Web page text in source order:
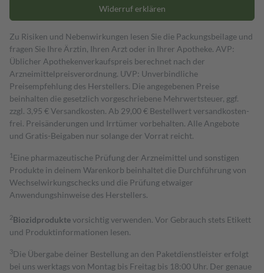
Widerruf erklären
Zu Risiken und Nebenwirkungen lesen Sie die Packungsbeilage und
fragen Sie Ihre Ärztin, Ihren Arzt oder in Ihrer Apotheke. AVP:
Üblicher Apothekenverkaufspreis berechnet nach der
Arzneimittelpreisverordnung. UVP: Unverbindliche
Preisempfehlung des Herstellers. Die angegebenen Preise
beinhalten die gesetzlich vorgeschriebene Mehrwertsteuer, ggf.
zzgl. 3,95 € Versandkosten. Ab 29,00 € Bestell­wert versand­kosten­
frei. Preisänderungen und Irrtümer vorbehalten. Alle Angebote
und Gratis-Beigaben nur solange der Vorrat reicht.
1 Eine pharmazeutische Prüfung der Arzneimittel und sonstigen
Produkte in deinem Warenkorb beinhaltet die Durchführung von
Wechselwirkungschecks und die Prüfung etwaiger
Anwendungshinweise des Herstellers.
2Biozidproduktevorsichtig verwenden. Vor Gebrauch stets Etikett
und Produktinformationen lesen.
3Die Übergabe deiner Bestellung an den Paketdienstleister erfolgt
bei uns werktags von Montag bis Freitag bis 18:00 Uhr. Der genaue